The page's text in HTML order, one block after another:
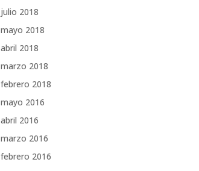
julio 2018
mayo 2018
abril 2018
marzo 2018
febrero 2018
mayo 2016
abril 2016
marzo 2016
febrero 2016